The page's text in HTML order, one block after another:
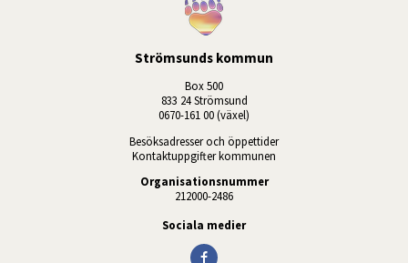
Strömsunds kommun
Box 500
833 24 Strömsund
0670-161 00 (växel)
Besöksadresser och öppettider
Kontaktuppgifter kommunen
Organisationsnummer
212000-2486
Sociala medier